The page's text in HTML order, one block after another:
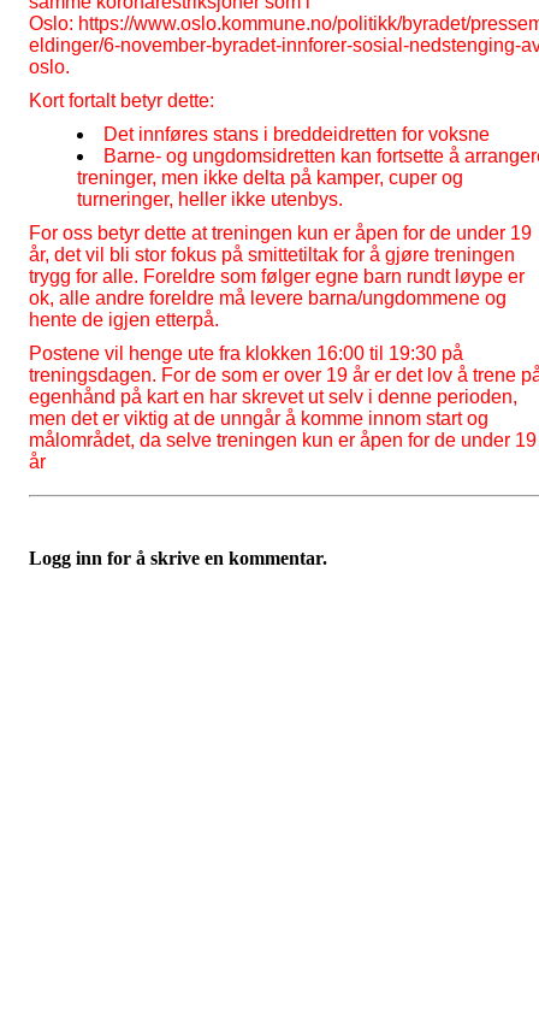
Oslo: https://www.oslo.kommune.no/politikk/byradet/
eldinger/6-november-byradet-innforer-sosial-nedstenging-
oslo.
Kort fortalt betyr dette:
Det innføres stans i breddeidretten for voksne
Barne- og ungdomsidretten kan fortsette å
treninger, men ikke delta på kamper, cuper og
turneringer, heller ikke utenbys.
For oss betyr dette at treningen kun er åpen for de under 19
år, det vil bli stor fokus på smittetiltak for å gjøre treningen
trygg for alle. Foreldre som følger egne barn rundt løype er
ok, alle andre foreldre må levere barna/ungdommene og
hente de igjen etterpå.
Postene vil henge ute fra klokken 16:00 til 19:30 på
treningsdagen. For de som er over 19 år er det lov å trene
egenhånd på kart en har skrevet ut selv i denne perioden,
men det er viktig at de unngår å komme innom start og
målområdet, da selve treningen kun er åpen for de under 19
år
Logg inn for å skrive en kommentar.